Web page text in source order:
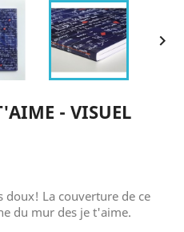

- VISUEL
La couverture de ce
du mur des je t'aime.